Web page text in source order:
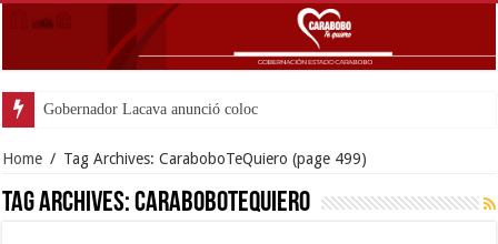
Gobernador Lacava anunció colocación de más d
Home / Tag Archives: CaraboboTeQuiero (page 499)
Tag Archives:CaraboboTeQuiero